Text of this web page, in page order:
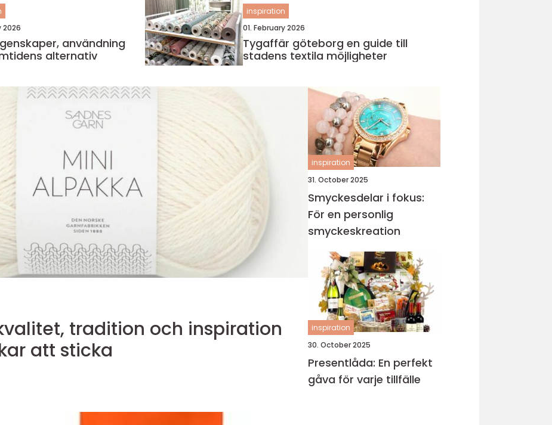
2026
alternativ
inspiration
01. February 2026
Tygaffär göteborg en guide till
stadens textila möjligheter
tradition och inspiration
att sticka
inspiration
31. October 2025
Smyckesdelar i fokus:
För en personlig
smyckeskreation
inspiration
30. October 2025
Presentlåda: En perfekt
gåva för varje tillfälle